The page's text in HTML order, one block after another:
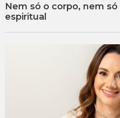
Nem só o corpo, nem
espiritual